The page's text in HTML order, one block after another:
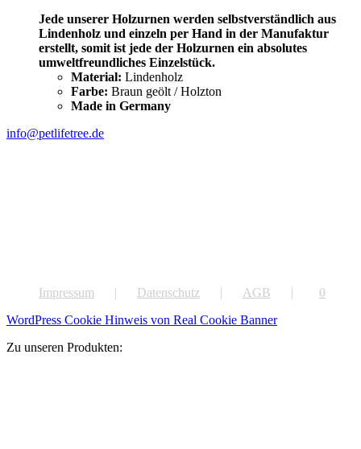
Jede unserer Holzurnen werden selbstverständlich aus
Lindenholz und einzeln per Hand in der Manufaktur
erstellt, somit ist jede der Holzurnen ein absolutes
umweltfreundliches Einzelstück.
Material: Lindenholz
Farbe: Braun geölt / Holzton
Made in Germany
info@petlifetree.de
Impressum Datenschutz AGB
0
WordPress Cookie Hinweis von Real Cookie Banner
Zu unseren Produkten: